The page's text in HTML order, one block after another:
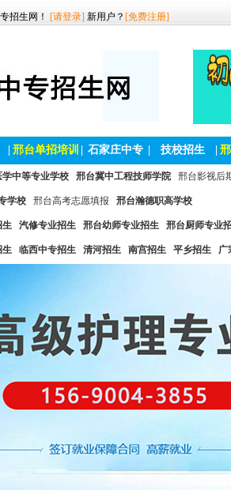
招生网！ [请登录] 新用户？ [免费注册]
邢台单招培训 石家庄中专 技校招生
学中等专业学校 邢台冀中工程技师学院 邢台影视后
学校 邢台高考志愿填报 邢台瀚德职高学校
生 汽修专业招生 邢台幼师专业招生 邢台厨师专业
生 临西中专招生 清河招生 南宫招生 平乡招生 广